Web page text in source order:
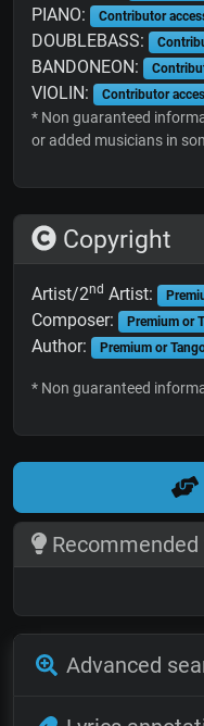
PIANO: Contributor
DOUBLEBASS:
BANDONEON:
VIOLIN: Contributor
* Non guaranteed
or added musicians in
Copyright
Artist/2nd Artist:
Composer: Premium or
Author: Premium or
* Non guaranteed
Recommended
Advanced